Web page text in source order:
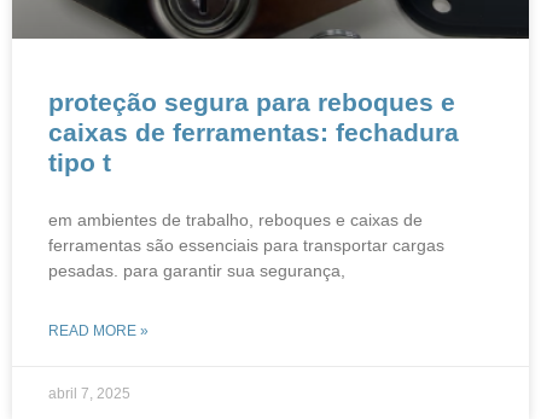
proteção segura para reboques e
caixas de ferramentas: fechadura
tipo t​​
em ambientes de trabalho, reboques e caixas de
ferramentas são essenciais para transportar cargas
pesadas. para garantir sua segurança,
READ MORE »
abril 7, 2025